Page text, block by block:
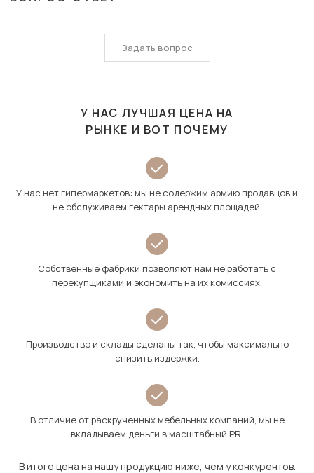
Задать вопрос
У НАС ЛУЧШАЯ ЦЕНА НА
РЫНКЕ И ВОТ ПОЧЕМУ
У нас нет гипермаркетов: мы не содержим армию продавцов и
не обслуживаем гектары арендных площадей.
Собственные фабрики позволяют нам не работать с
перекупщиками и экономить на их комиссиях.
Производство и склады сделаны так, чтобы максимально
снизить издержки.
В отличие от раскрученных мебельных компаний, мы не
вкладываем деньги в масштабный PR.
В итоге цена на нашу продукцию ниже, чем у конкурентов.